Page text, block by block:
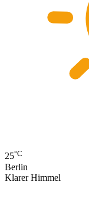
25°C
Berlin
Klarer Himmel